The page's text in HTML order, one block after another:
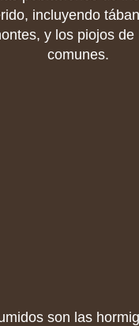
incluyendo
y los piojos
comunes.
son las